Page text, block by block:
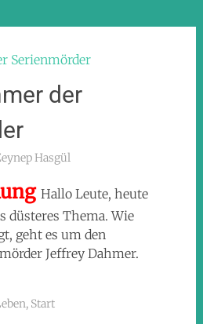
der
Hasgül
Hallo Leute, heute
düsteres Thema. Wie
geht es um den
Jeffrey Dahmer.
, Start